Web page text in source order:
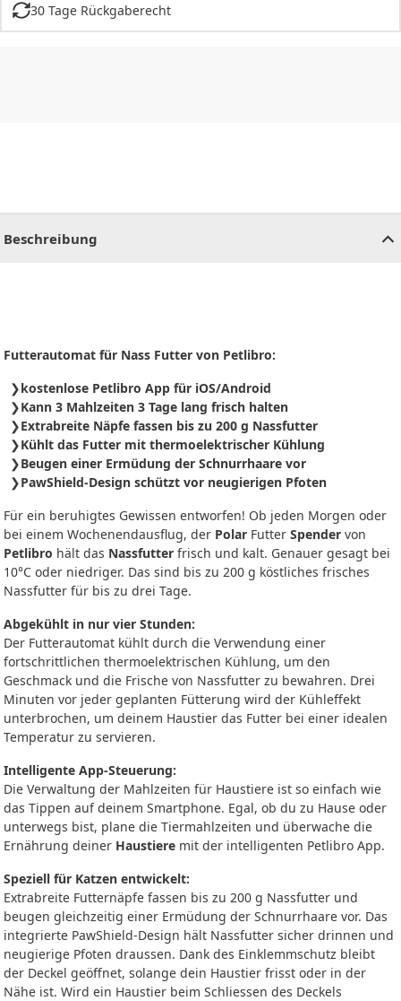
30 Tage Rückgaberecht
Beschreibung
Futterautomat für Nass Futter von Petlibro:
kostenlose Petlibro App für iOS/Android
Kann 3 Mahlzeiten 3 Tage lang frisch halten
Extrabreite Näpfe fassen bis zu 200 g Nassfutter
Kühlt das Futter mit thermoelektrischer Kühlung
Beugen einer Ermüdung der Schnurrhaare vor
PawShield-Design schützt vor neugierigen Pfoten
Für ein beruhigtes Gewissen entworfen! Ob jeden Morgen oder
bei einem Wochenendausflug, der Polar Futter Spender von
Petlibro hält das Nassfutter frisch und kalt. Genauer gesagt bei
10°C oder niedriger. Das sind bis zu 200 g köstliches frisches
Nassfutter für bis zu drei Tage.
Abgekühlt in nur vier Stunden:
Der Futterautomat kühlt durch die Verwendung einer
fortschrittlichen thermoelektrischen Kühlung, um den
Geschmack und die Frische von Nassfutter zu bewahren. Drei
Minuten vor jeder geplanten Fütterung wird der Kühleffekt
unterbrochen, um deinem Haustier das Futter bei einer idealen
Temperatur zu servieren.
Intelligente App-Steuerung:
Die Verwaltung der Mahlzeiten für Haustiere ist so einfach wie
das Tippen auf deinem Smartphone. Egal, ob du zu Hause oder
unterwegs bist, plane die Tiermahlzeiten und überwache die
Ernährung deiner Haustiere mit der intelligenten Petlibro App.
Speziell für Katzen entwickelt:
Extrabreite Futternäpfe fassen bis zu 200 g Nassfutter und
beugen gleichzeitig einer Ermüdung der Schnurrhaare vor. Das
integrierte PawShield-Design hält Nassfutter sicher drinnen und
neugierige Pfoten draussen. Dank des Einklemmschutz bleibt
der Deckel geöffnet, solange dein Haustier frisst oder in der
Nähe ist. Wird ein Haustier beim Schliessen des Deckels